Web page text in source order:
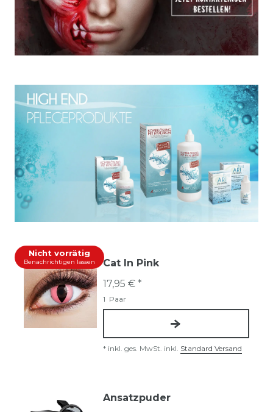
Nicht vorrätig
Benachrichtigen lassen
Cat In Pink
17,95 € *
1 Paar
* inkl. ges. MwSt. inkl. Standard Versand
Ansatzpuder